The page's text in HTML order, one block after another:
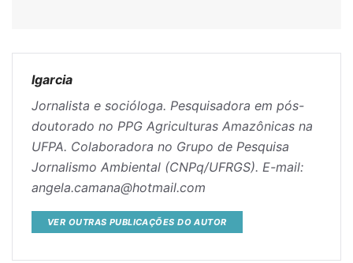
lgarcia
Jornalista e socióloga. Pesquisadora em pós-
doutorado no PPG Agriculturas Amazônicas na
UFPA. Colaboradora no Grupo de Pesquisa
Jornalismo Ambiental (CNPq/UFRGS). E-mail:
angela.camana@hotmail.com
VER OUTRAS PUBLICAÇÕES DO AUTOR